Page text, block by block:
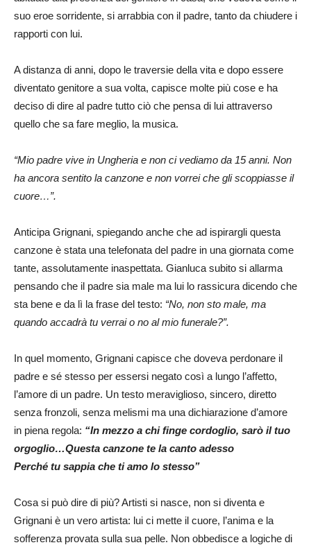
suo eroe sorridente, si arrabbia con il padre, tanto da chiudere i
rapporti con lui.
A distanza di anni, dopo le traversie della vita e dopo essere
diventato genitore a sua volta, capisce molte più cose e ha
deciso di dire al padre tutto ciò che pensa di lui attraverso
quello che sa fare meglio, la musica.
“Mio padre vive in Ungheria e non ci vediamo da 15 anni. Non
ha ancora sentito la canzone e non vorrei che gli scoppiasse il
cuore…”.
Anticipa Grignani, spiegando anche che ad ispirargli questa
canzone è stata una telefonata del padre in una giornata come
tante, assolutamente inaspettata. Gianluca subito si allarma
pensando che il padre sia male ma lui lo rassicura dicendo che
sta bene e da lì la frase del testo: “No, non sto male, ma
quando accadrà tu verrai o no al mio funerale?”.
In quel momento, Grignani capisce che doveva perdonare il
padre e sé stesso per essersi negato così a lungo l’affetto,
l’amore di un padre. Un testo meraviglioso, sincero, diretto
senza fronzoli, senza melismi ma una dichiarazione d’amore
in piena regola: “In mezzo a chi finge cordoglio, sarò il tuo
orgoglio…Questa canzone te la canto adesso
Perché tu sappia che ti amo lo stesso”
Cosa si può dire di più? Artisti si nasce, non si diventa e
Grignani è un vero artista: lui ci mette il cuore, l’anima e la
sofferenza provata sulla sua pelle. Non obbedisce a logiche di